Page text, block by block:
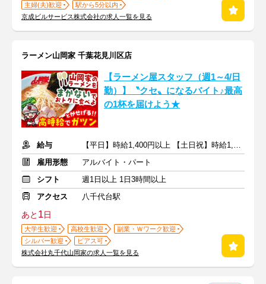
主婦(夫)歓迎
駅から5分以内
京成ビルサービス株式会社の求人一覧を見る
ラーメン山岡家 千葉花見川区店
【ラーメン屋スタッフ（週1～4/日
勤）】〝クセ〟になるバイト♪最高
の1杯を届けよう★
給与
【平日】時給1,400円以上 【土日祝】時給1,500円以上+交通費支給
雇用形態
アルバイト・パート
シフト
週1日以上 1日3時間以上
アクセス
八千代台駅
あと 1日
大学生歓迎 高校生歓迎
副業・Ｗワーク歓迎
シルバー歓迎
ピアス可
株式会社丸千代山岡家の求人一覧を見る